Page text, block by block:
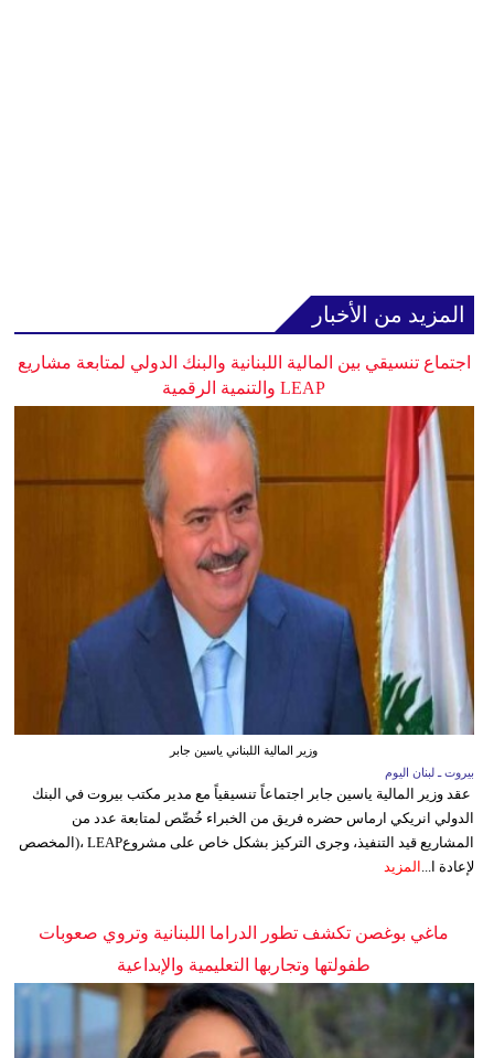
المزيد من الأخبار
اجتماع تنسيقي بين المالية اللبنانية والبنك الدولي لمتابعة مشاريع
LEAP والتنمية الرقمية
وزير المالية اللبناني ياسين جابر
بيروت ـ لبنان اليوم
عقد وزير المالية ياسين جابر اجتماعاً تنسيقياً مع مدير مكتب بيروت في البنك
الدولي انريكي ارماس حضره فريق من الخبراء خُصِّص لمتابعة عدد من
المشاريع قيد التنفيذ، وجرى التركيز بشكل خاص على مشروعLEAP ،(المخصص
لإعادة ا...
المزيد
ماغي بوغصن تكشف تطور الدراما اللبنانية وتروي صعوبات
طفولتها وتجاربها التعليمية والإبداعية